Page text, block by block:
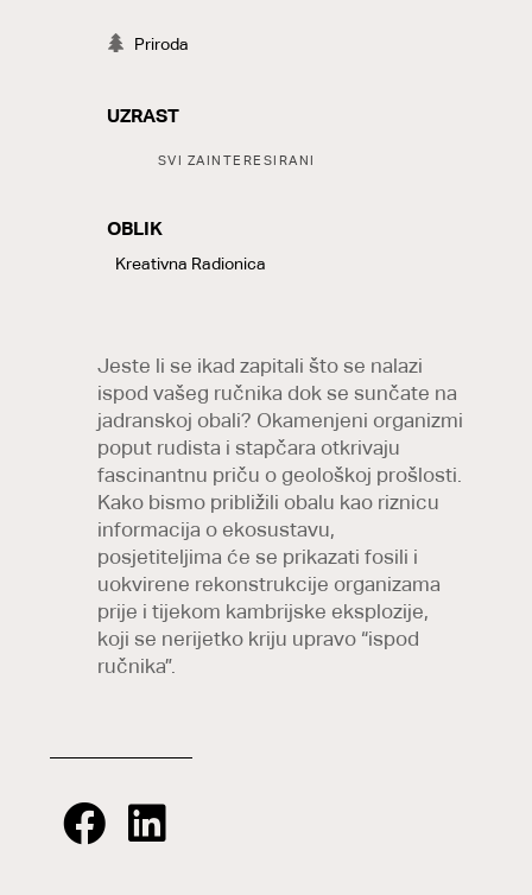
Priroda
UZRAST
SVI ZAINTERESIRANI
OBLIK
LABELS
Kreativna Radionica
Jeste li se ikad zapitali što se nalazi
ispod vašeg ručnika dok se sunčate na
jadranskoj obali? Okamenjeni organizmi
poput rudista i stapčara otkrivaju
fascinantnu priču o geološkoj prošlosti.
Kako bismo približili obalu kao riznicu
informacija o ekosustavu,
posjetiteljima će se prikazati fosili i
uokvirene rekonstrukcije organizama
prije i tijekom kambrijske eksplozije,
koji se nerijetko kriju upravo “ispod
ručnika”.